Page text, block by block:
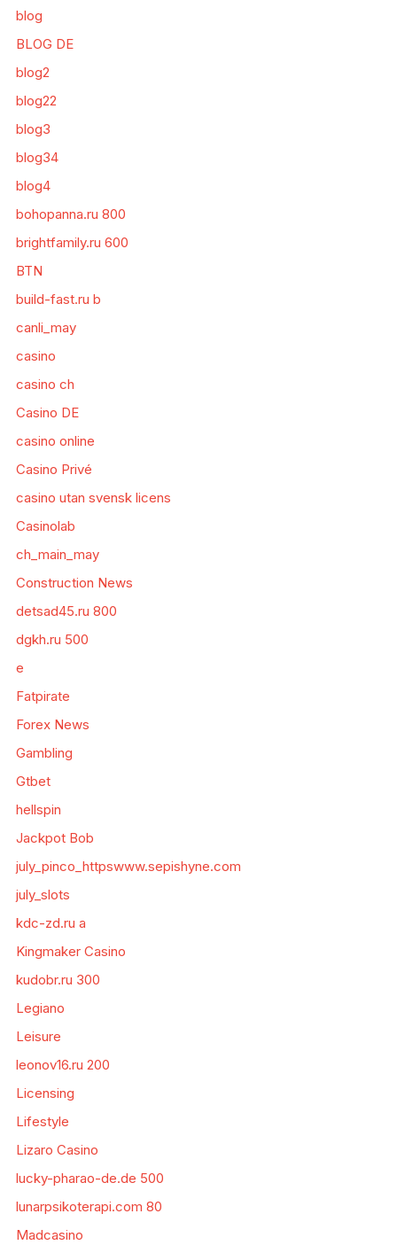
blog
BLOG DE
blog2
blog22
blog3
blog34
blog4
bohopanna.ru 800
brightfamily.ru 600
BTN
build-fast.ru b
canli_may
casino
casino ch
Casino DE
casino online
Casino Privé
casino utan svensk licens
Casinolab
ch_main_may
Construction News
detsad45.ru 800
dgkh.ru 500
e
Fatpirate
Forex News
Gambling
Gtbet
hellspin
Jackpot Bob
july_pinco_httpswww.sepishyne.com
july_slots
kdc-zd.ru a
Kingmaker Casino
kudobr.ru 300
Legiano
Leisure
leonov16.ru 200
Licensing
Lifestyle
Lizaro Casino
lucky-pharao-de.de 500
lunarpsikoterapi.com 80
Madcasino